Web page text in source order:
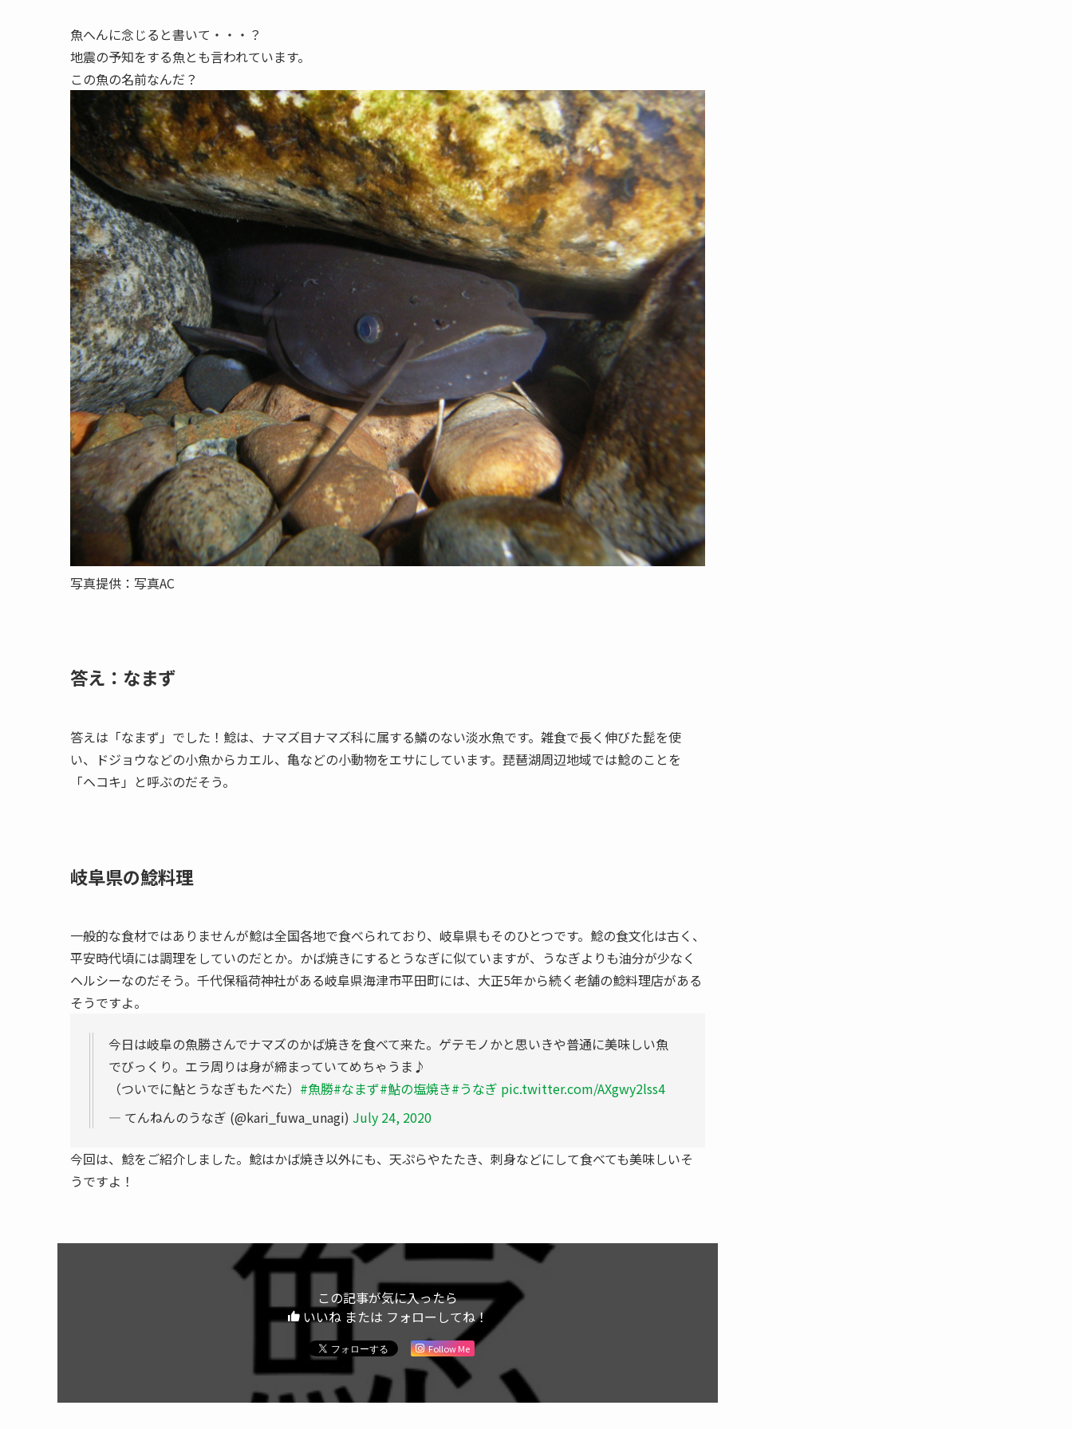
魚へんに念じると書いて・・・？
地震の予知をする魚とも言われています。
この魚の名前なんだ？
写真提供：写真AC
答え：なまず
答えは「なまず」でした！鯰は、ナマズ目ナマズ科に属する鱗のない淡水魚です。雑食で長く伸びた髭を使
い、ドジョウなどの小魚からカエル、亀などの小動物をエサにしています。琵琶湖周辺地域では鯰のことを
「ヘコキ」と呼ぶのだそう。
岐阜県の鯰料理
一般的な食材ではありませんが鯰は全国各地で食べられており、岐阜県もそのひとつです。鯰の食文化は古く、
平安時代頃には調理をしていのだとか。かば焼きにするとうなぎに似ていますが、うなぎよりも油分が少なく
ヘルシーなのだそう。千代保稲荷神社がある岐阜県海津市平田町には、大正5年から続く老舗の鯰料理店がある
そうですよ。
今日は岐阜の魚勝さんでナマズのかば焼きを食べて来た。ゲテモノかと思いきや普通に美味しい魚
でびっくり。エラ周りは身が締まっていてめちゃうま♪
（ついでに鮎とうなぎもたべた） #魚勝#なまず#鮎の塩焼き#うなぎ pic.twitter.com/AXgwy2lss4
— てんねんのうなぎ (@kari_fuwa_unagi) July 24, 2020
今回は、鯰をご紹介しました。鯰はかば焼き以外にも、天ぷらやたたき、刺身などにして食べても美味しいそ
うですよ！
この記事が気に入ったら
いいね または フォローしてね！
Follow Me